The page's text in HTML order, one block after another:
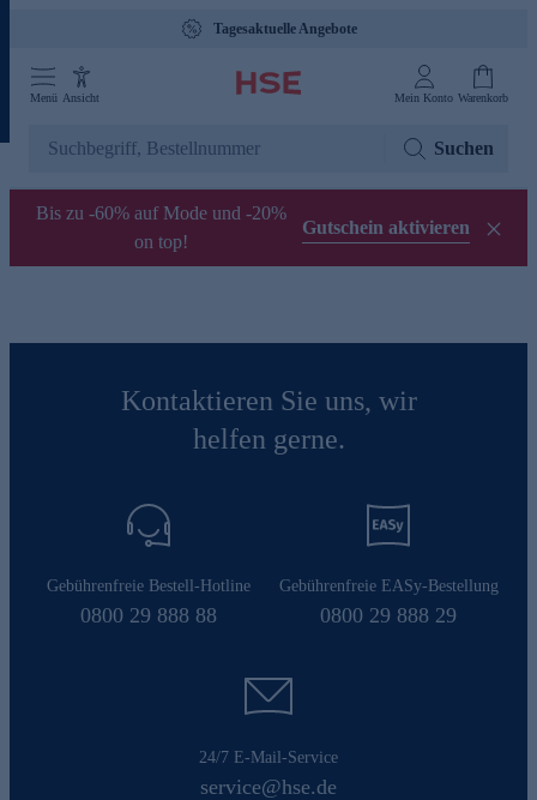
Tagesaktuelle Angebote
Menü Ansicht Mein Konto Warenkorb
Suchen
Bis zu -60% auf Mode und -20%
on top!
Gutschein aktivieren
Kontaktieren Sie uns, wir
helfen gerne.
Gebührenfreie Bestell-Hotline
0800 29 888 88
Gebührenfreie EASy-Bestellung
0800 29 888 29
24/7 E-Mail-Service
service@hse.de